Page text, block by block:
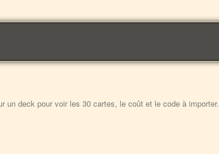
deck pour voir les 30 cartes, le coût et le code à importer.